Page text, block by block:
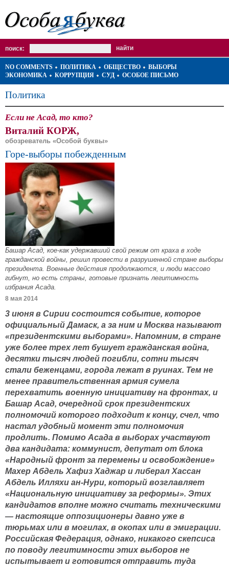
поиск:
NO COMMENTS ПОЛИТИКА ОБЩЕСТВО
ВЫБОРЫ
ЭКОНОМИКА
КОРРУПЦИЯ СУД ОСОБОЕ ПИСЬМО
Политика
Если не Асад, то кто?
Виталий КОРЖ,
обозреватель «Особой буквы»
Горе-выборы побежденным
Башар Асад, кое-как удержавший свой режим от краха в ходе
гражданской войны, решил провести в разрушенной стране выборы
президента. Военные действия продолжаются, и люди массово
гибнут, но есть страны, готовые признать легитимность
избрания Асада.
8 мая 2014
3 июня в Сирии состоится событие, которое
официальный Дамаск, а за ним и Москва называют
«президентскими выборами». Напомним, в стране
уже более трех лет бушует гражданская война,
десятки тысяч людей погибли, сотни тысяч
стали беженцами, города лежат в руинах. Тем не
менее правительственная армия сумела
перехватить военную инициативу на фронтах, и
Башар Асад, очередной срок президентских
полномочий которого подходит к концу, счел, что
настал удобный момент эти полномочия
продлить. Помимо Асада в выборах участвуют
два кандидата: коммунист, депутат от блока
«Народный фронт за перемены и освобождение»
Махер Абдель Хафиз Хаджар и либерал Хассан
Абдель Илляхи ан-Нури, который возглавляет
«Национальную инициативу за реформы». Этих
кандидатов вполне можно считать техническими
— настоящие оппозиционеры давно уже в
тюрьмах или в могилах, в окопах или в эмиграции.
Российская Федерация, однако, никакого скепсиса
по поводу легитимности этих выборов не
испытывает и готовится отправить туда